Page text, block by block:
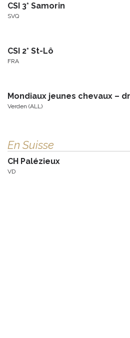
CSI 3* Samorin
SVQ
CSI 2* St-Lô
FRA
Mondiaux jeunes chevaux –
Verden (ALL)
En Suisse
CH Palézieux
VD